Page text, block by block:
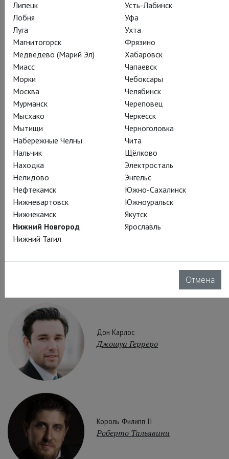
Поделиться:
Подписаться на рассылку
СОСТАВ О СПЕКТАКЛЕ
СПЕЦПРОЕКТ
ЖУРНАЛ
Действующие лица и исполнители
Дон Карлос
Джошуа Герреро
Король Филипп II
Роберто Тальявини
Липецк
Лобня
Луга
Магнитогорск
Медведево (Марий Эл)
Миасс
Морки
Москва
Мурманск
Мысхако
Мытищи
Набережные Челны
Нальчик
Находка
Нелидово
Нефтекамск
Нижневартовск
Нижнекамск
Нижний Новгород
Нижний Тагил
Усть-Лабинск
Уфа
Ухта
Фрязино
Хабаровск
Чапаевск
Чебоксары
Челябинск
Череповец
Черкесск
Черноголовка
Чита
Щёлково
Электросталь
Энгельс
Южно-Сахалинск
Южноуральск
Якутск
Ярославль
Отмена